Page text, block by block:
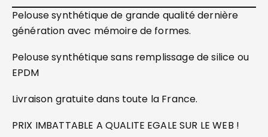
Pelouse synthétique de grande qualité dernière
génération avec mémoire de formes.
Pelouse synthétique sans remplissage de silice ou
EPDM
Livraison gratuite dans toute la France.
PRIX IMBATTABLE A QUALITE EGALE SUR LE WEB !